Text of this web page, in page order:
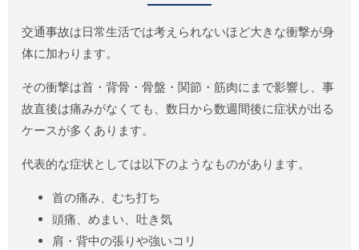
交通事故は日常生活では考えられないほど大きな衝撃が身
体に加わります。
その衝撃は首・背骨・骨盤・関節・筋肉にまで影響し、事
故直後は痛みがなくても、数日から数週間後に症状が出る
ケースが多くあります。
代表的な症状としては以下のようなものがあります。
首の痛み、むち打ち
頭痛、めまい、吐き気
肩・背中の張りや強いコリ